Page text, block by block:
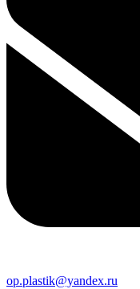
op.plastik@yandex.ru